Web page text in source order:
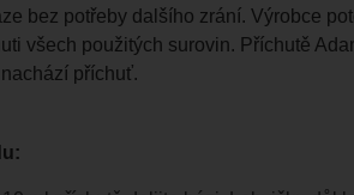
bez potřeby dalšího zrání. Výrobce
všech použitých surovin. Příchutě
příchuť.